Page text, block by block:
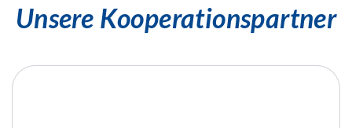
Unsere Kooperationspartner